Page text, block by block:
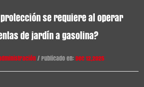
protección se requiere al operar
de jardín a gasolina?
/ Publicado en:Dec 12,2025